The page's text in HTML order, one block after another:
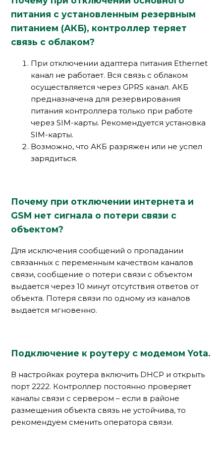
питания с установленным резервным
питанием (АКБ), контроллер теряет
связь с облаком?
При отключении адаптера питания Ethernet
канал не работает. Вся связь с облаком
осуществляется через GPRS канал. АКБ
предназначена для резервирования
питания контроллера только при работе
через SIM-карты. Рекомендуется установка
SIM-карты.
Возможно, что АКБ разряжен или не успел
зарядиться.
Почему при отключении интернета и
GSM нет сигнала о потери связи с
объектом?
Для исключения сообщений о пропадании
связанных с переменным качеством каналов
связи, сообщение о потери связи с объектом
выдается через 10 минут отсутствия ответов от
объекта. Потеря связи по одному из каналов
выдается мгновенно.
Подключение к роутеру с модемом Yota.
В настройках роутера включить DHCP и открыть
порт 2222. Контроллер постоянно проверяет
каналы связи с сервером – если в районе
размещения объекта связь не устойчива, то
рекомендуем сменить оператора связи.